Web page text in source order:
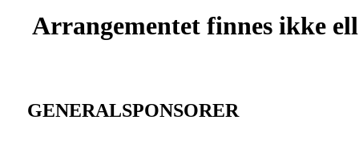
Arrangementet finnes ikke
GENERALSPONSORER